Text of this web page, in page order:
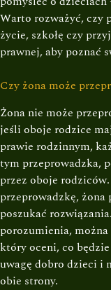
Warto rozważyć, czy
życie, szkołę czy
prawnej, aby poznać
Czy żona może
Żona nie może
jeśli oboje rodzice
prawie rodzinnym,
tym przeprowadzka,
przez oboje
przeprowadzkę,
poszukać
porozumienia,
który oceni, co
uwagę dobro dzieci i
obie strony.